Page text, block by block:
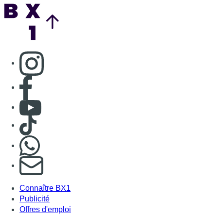
Consulter page Instagram
Consulter page Facebook
Consulter Youtube
Consulter TikTok
S'abonner à notre newsletter
Connaître BX1
Publicité
Offres d'emploi